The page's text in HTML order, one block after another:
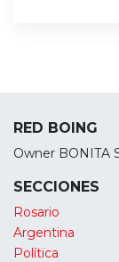
RED BOING
Owner BONITA
SECCIONES
Rosario
Argentina
Política